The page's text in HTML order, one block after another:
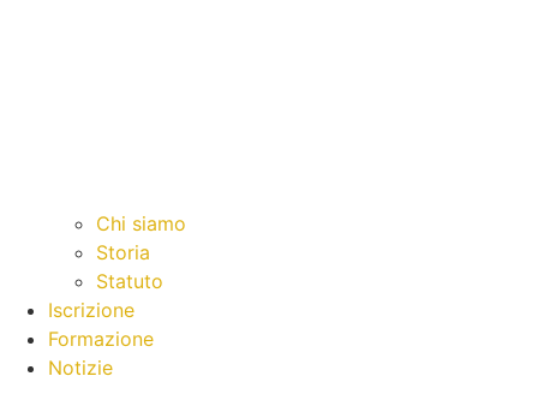
Chi siamo
Storia
Statuto
Iscrizione
Formazione
Notizie